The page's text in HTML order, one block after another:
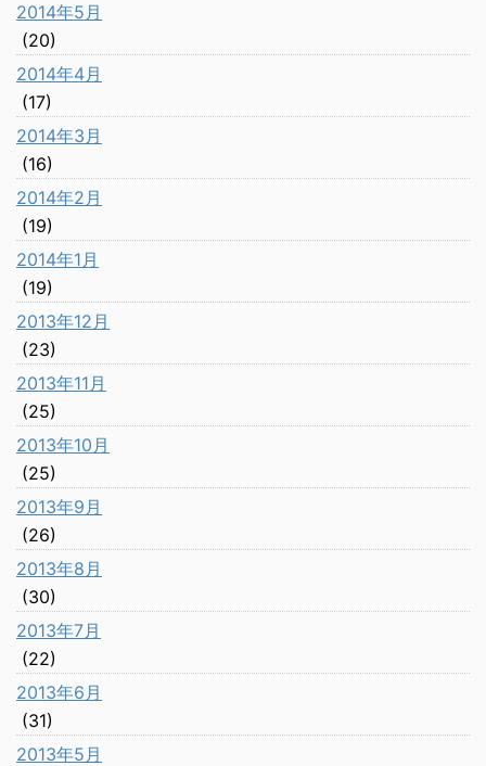
2014年5月
(20)
2014年4月
(17)
2014年3月
(16)
2014年2月
(19)
2014年1月
(19)
2013年12月
(23)
2013年11月
(25)
2013年10月
(25)
2013年9月
(26)
2013年8月
(30)
2013年7月
(22)
2013年6月
(31)
2013年5月